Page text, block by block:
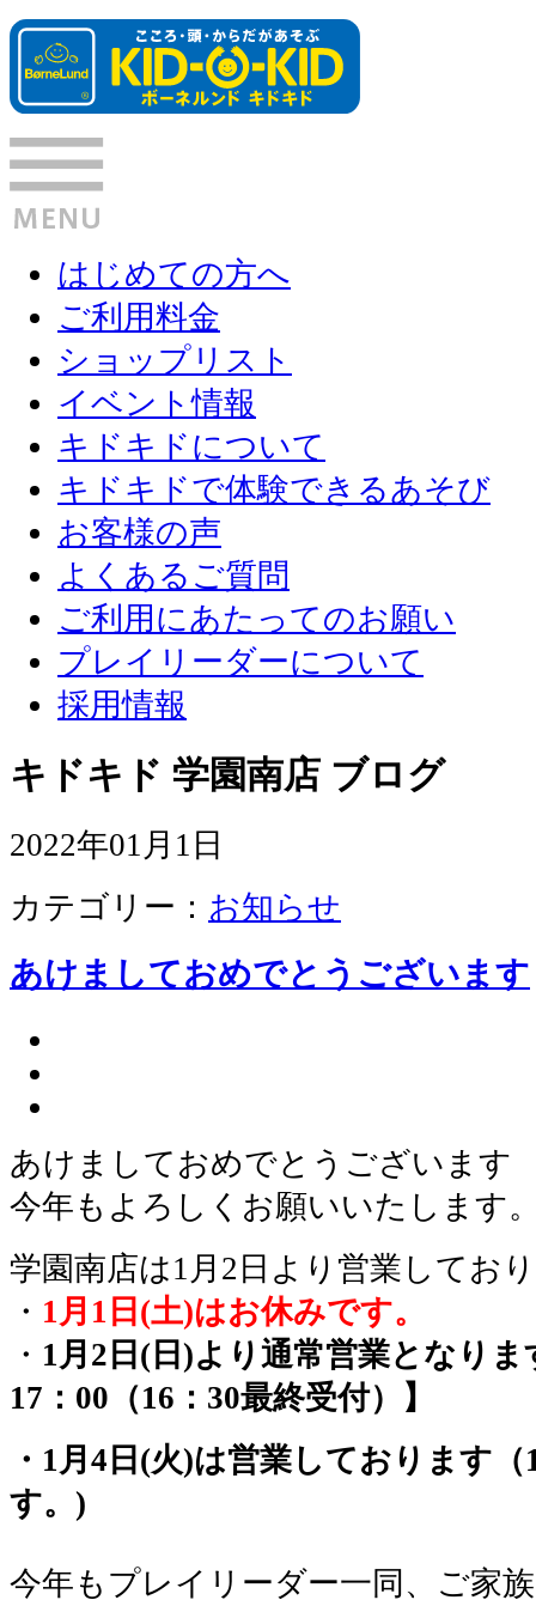
はじめての方へ
ご利用料金
ショップリスト
イベント情報
キドキドについて
キドキドで体験できるあそび
お客様の声
よくあるご質問
ご利用にあたってのお願い
プレイリーダーについて
採用情報
キドキド 学園南店 ブログ
2022年01月1日
カテゴリー： お知らせ
あけましておめでとうございます
あけましておめでとうございます
今年もよろしくお願いいたします
学園南店は1月2日より営業してお
・ 1月1日(土)はお休みです。
・ 1月2日(日)より通常営業となりま
17：00（16：30最終受付）】
・1月4日(火)は営業しております
す。)
今年もプレイリーダー一同、ご家